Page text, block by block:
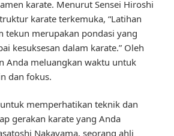
karate. Menurut Sensei Hiroshi
karate terkemuka, “Latihan
tekun merupakan pondasi yang
kesuksesan dalam karate.” Oleh
Anda meluangkan waktu untuk
dan fokus.
memperhatikan teknik dan
gerakan karate yang Anda
Nakayama, seorang ahli